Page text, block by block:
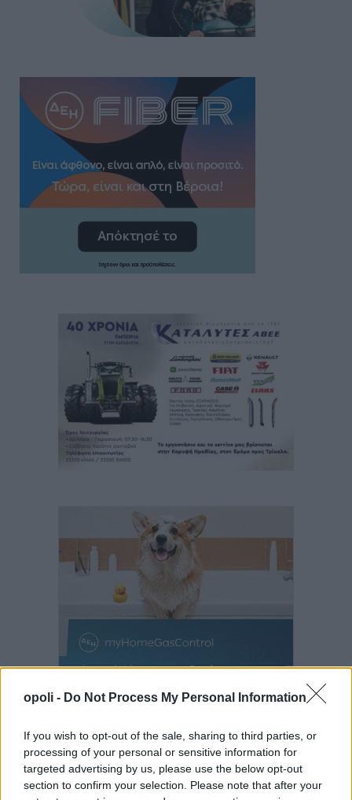
opoli - Do Not Process My Personal Information
If you wish to opt-out of the sale, sharing to third parties, or
processing of your personal or sensitive information for
targeted advertising by us, please use the below opt-out
section to confirm your selection. Please note that after your